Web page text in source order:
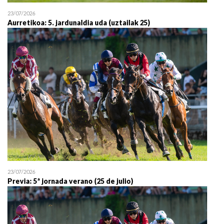
23/07/2026
Aurretikoa: 5. jardunaldia uda (uztailak 25)
23/07/2026
Previa: 5ª jornada verano (25 de julio)